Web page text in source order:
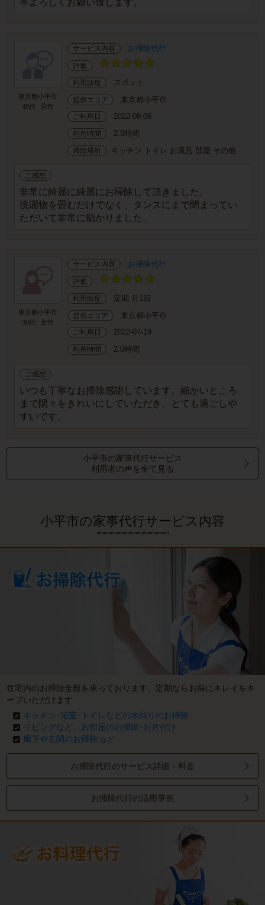
卒よろしくお願い致します。
東京都小平市
40代
男性
サービス内容 お掃除代行
評価
利用頻度 スポット
提供エリア 東京都小平市
ご利用日 2022-08-06
利用時間 2.5時間
掃除場所 キッチン トイレ お風呂 部屋 その他
ご感想
非常に綺麗に綺麗にお掃除して頂きました。
洗濯物を畳むだけでなく、タンスにまで閉まってい
ただいて非常に助かりました。
東京都小平市
30代
女性
サービス内容 お掃除代行
評価
利用頻度 定期 月1回
提供エリア 東京都小平市
ご利用日 2022-07-19
利用時間 2.0時間
ご感想
いつも丁寧なお掃除感謝しています。細かいところ
まで隅々をきれいにしていただき、とても過ごしや
すいです。
小平市の家事代行サービス
利用者の声を全て見る
小平市の家事代行サービス内容
住宅内のお掃除全般を承っております。定期ならお得にキレイをキ
ープいただけます
キッチン･浴室･トイレなどの水回りのお掃除
リビングなど、お部屋のお掃除･お片付け
廊下や玄関のお掃除 など
お掃除代行のサービス詳細・料金
お掃除代行の活用事例